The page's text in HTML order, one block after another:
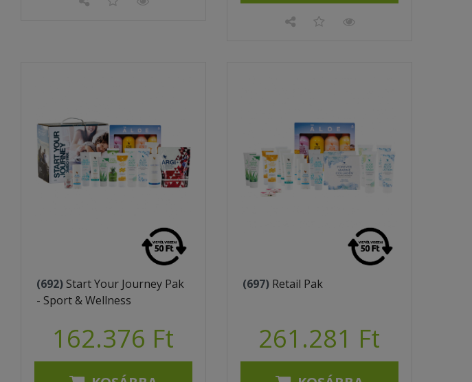
(692) Start Your Journey Pak
- Sport & Wellness
162.376 Ft
(697) Retail Pak
261.281 Ft